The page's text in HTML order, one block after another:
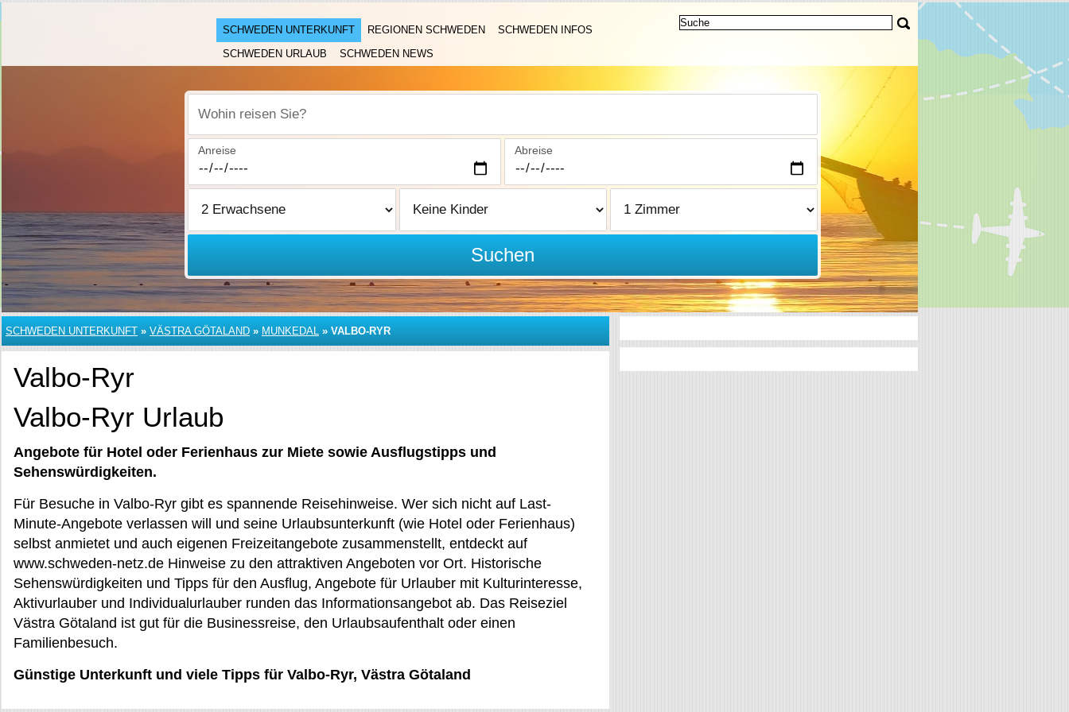
SCHWEDEN UNTERKUNFT REGIONEN SCHWEDEN
SCHWEDEN INFOS
SCHWEDEN URLAUB
SCHWEDEN NEWS
Wohin reisen Sie?
Anreise Abreise
Suchen
SCHWEDEN UNTERKUNFT » VÄSTRA GÖTALAND » MUNKEDAL » VALBO-RYR
Valbo-Ryr
Valbo-Ryr Urlaub
Angebote für Hotel oder Ferienhaus zur Miete sowie Ausflugstipps und
Sehenswürdigkeiten.
Für Besuche in Valbo-Ryr gibt es spannende Reisehinweise. Wer sich nicht auf Last-
Minute-Angebote verlassen will und seine Urlaubsunterkunft (wie Hotel oder Ferienhaus)
selbst anmietet und auch eigenen Freizeitangebote zusammenstellt, entdeckt auf
www.schweden-netz.de Hinweise zu den attraktiven Angeboten vor Ort. Historische
Sehenswürdigkeiten und Tipps für den Ausflug, Angebote für Urlauber mit Kulturinteresse,
Aktivurlauber und Individualurlauber runden das Informationsangebot ab. Das Reiseziel
Västra Götaland ist gut für die Businessreise, den Urlaubsaufenthalt oder einen
Familienbesuch.
Günstige Unterkunft und viele Tipps für Valbo-Ryr, Västra Götaland